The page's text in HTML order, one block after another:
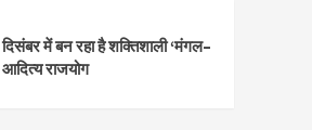
दिसंबर में बन रहा है शक्तिशाली ‘मंगल–
आदित्य राजयोग